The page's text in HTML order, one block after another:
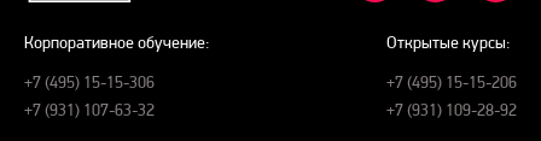
Корпоративное обучение:
+7 (495) 15-15-306
+7 (931) 107-63-32
Открытые курсы:
+7 (495) 15-15-206
+7 (931) 109-28-92